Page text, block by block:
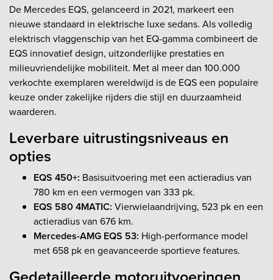
De Mercedes EQS, gelanceerd in 2021, markeert een
nieuwe standaard in elektrische luxe sedans. Als volledig
elektrisch vlaggenschip van het EQ-gamma combineert de
EQS innovatief design, uitzonderlijke prestaties en
milieuvriendelijke mobiliteit. Met al meer dan 100.000
verkochte exemplaren wereldwijd is de EQS een populaire
keuze onder zakelijke rijders die stijl en duurzaamheid
waarderen.
Leverbare uitrustingsniveaus en
opties
EQS 450+: Basisuitvoering met een actieradius van
780 km en een vermogen van 333 pk.
EQS 580 4MATIC: Vierwielaandrijving, 523 pk en een
actieradius van 676 km.
Mercedes-AMG EQS 53: High-performance model
met 658 pk en geavanceerde sportieve features.